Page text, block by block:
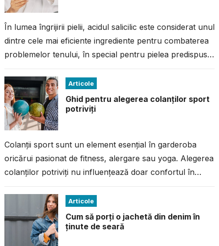
În lumea îngrijirii pielii, acidul salicilic este considerat unul
dintre cele mai eficiente ingrediente pentru combaterea
problemelor tenului, în special pentru pielea predispusă
Articole
Ghid pentru alegerea colanților sport
potriviți
Colanții sport sunt un element esențial în garderoba
oricărui pasionat de fitness, alergare sau yoga. Alegerea
colanților potriviți nu influențează doar confortul în
Articole
Cum să porți o jachetă din denim în
ținute de seară